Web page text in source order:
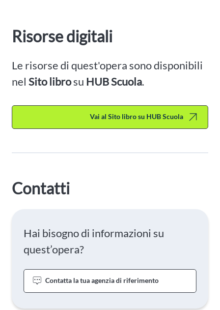
Risorse digitali
Le risorse di quest'opera sono disponibili
nel Sito librosu HUB Scuola.
Vai al Sito libro su HUB Scuola
Contatti
Hai bisogno di informazioni su
quest’opera?
Contatta la tua agenzia di riferimento